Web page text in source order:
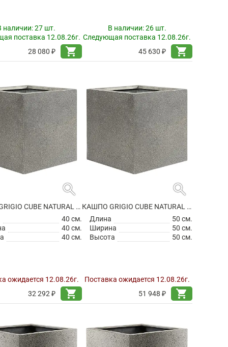
наличии:27 шт.
поставка 12.08.26г.
28 080 ₽
shopping_cart
В наличии:26 шт.
Следующая поставка 12.08.26г.
45 630 ₽
shopping_cart
search
КАШПО GRIGIO CUBE NATURAL CONCRETE НА КОЛЕСИКАХ
40 см.
40 см.
40 см.
ожидается 12.08.26г.
32 292 ₽
shopping_cart
search
КАШПО GRIGIO CUBE NATURAL CONCRETE НА КОЛЕСИКАХ
Длина
50 см.
Ширина
50 см.
Высота
50 см.
Поставка ожидается 12.08.26г.
51 948 ₽
shopping_cart